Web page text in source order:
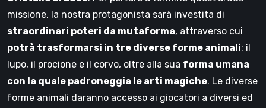
missione, la nostra protagonista sarà investita di
straordinari poteri da mutaforma, attraverso cui
potrà trasformarsi in tre diverse forme animali: il
lupo, il procione e il corvo, oltre alla sua forma umana
con la quale padroneggia le arti magiche. Le diverse
forme animali daranno accesso ai giocatori a diversi ed